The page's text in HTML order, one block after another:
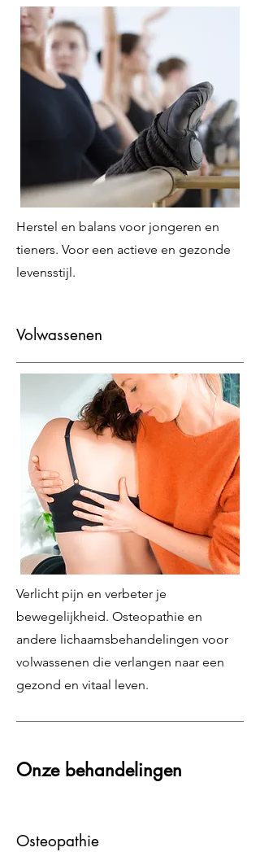
Herstel en balans voor jongeren en
tieners. Voor een actieve en gezonde
levensstijl.
Volwassenen
Verlicht pijn en verbeter je
bewegelijkheid. Osteopathie en
andere lichaamsbehandelingen voor
volwassenen die verlangen naar een
gezond en vitaal leven.
Onze behandelingen
Osteopathie